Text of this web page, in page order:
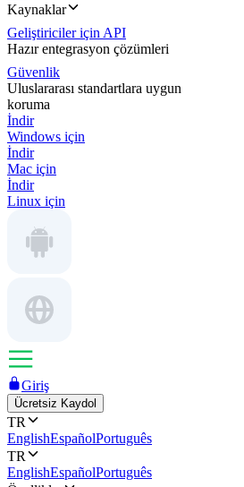
Kaynaklar
Geliştiriciler için API
Hazır entegrasyon çözümleri
Güvenlik
Uluslararası standartlara uygun
koruma
İndir
Windows için
İndir
Mac için
İndir
Linux için
Giriş
Ücretsiz Kaydol
TR
EnglishEspañolPortuguês
TR
EnglishEspañolPortuguês